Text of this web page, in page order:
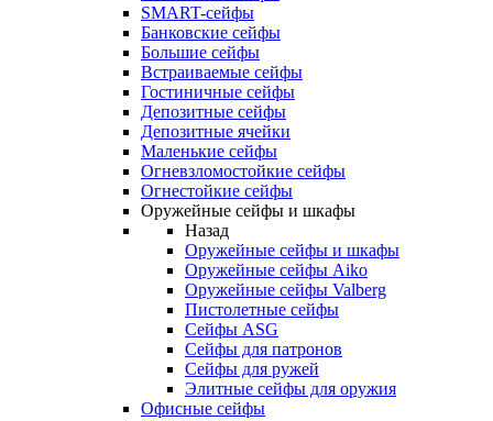
SMART-сейфы
Банковские сейфы
Большие сейфы
Встраиваемые сейфы
Гостиничные сейфы
Депозитные сейфы
Депозитные ячейки
Маленькие сейфы
Огневзломостойкие сейфы
Огнестойкие сейфы
Оружейные сейфы и шкафы
Назад
Оружейные сейфы и шкафы
Оружейные сейфы Aiko
Оружейные сейфы Valberg
Пистолетные сейфы
Сейфы ASG
Сейфы для патронов
Сейфы для ружей
Элитные сейфы для оружия
Офисные сейфы